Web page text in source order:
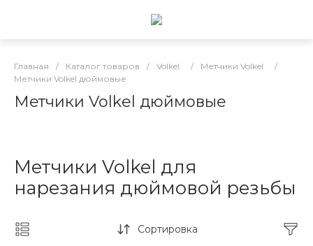
Главная / Каталог товаров / Volkel / Метчики Volkel
/
Метчики Volkel дюймовые
Метчики Volkel дюймовые
Метчики Volkel для
нарезания дюймовой резьбы
Сортировка